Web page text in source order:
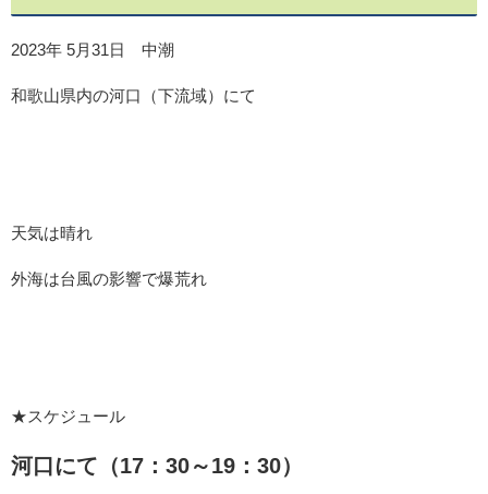
2023年 5月31日 中潮
和歌山県内の河口（下流域）にて
天気は晴れ
外海は台風の影響で爆荒れ
★スケジュール
河口にて（17：30～19：30）